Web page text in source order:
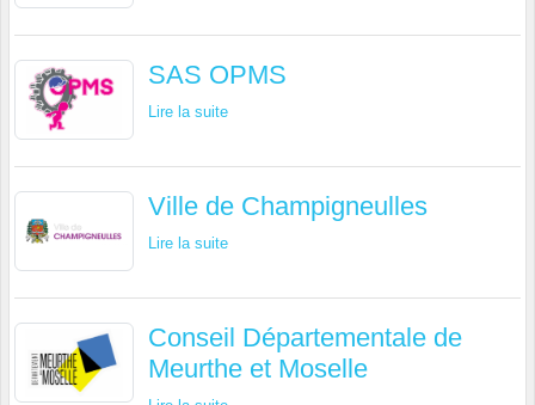
SAS OPMS
Lire la suite
Ville de Champigneulles
Lire la suite
Conseil Départementale de
Meurthe et Moselle